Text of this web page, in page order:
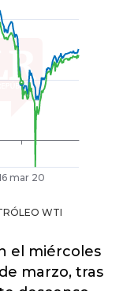
el miércoles
marzo, tras